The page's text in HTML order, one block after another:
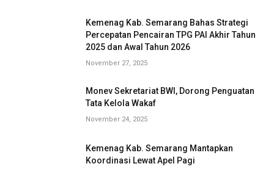
Kemenag Kab. Semarang Bahas Strategi
Percepatan Pencairan TPG PAI Akhir Tahun
2025 dan Awal Tahun 2026
November 27, 2025
Monev Sekretariat BWI, Dorong Penguatan
Tata Kelola Wakaf
November 24, 2025
Kemenag Kab. Semarang Mantapkan
Koordinasi Lewat Apel Pagi